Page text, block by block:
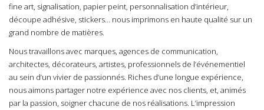
fine art, signalisation, papier peint, personnalisation d’intérieur,
découpe adhésive, stickers… nous imprimons en haute qualité sur un
grand nombre de matières.
Nous travaillons avec marques, agences de communication,
architectes, décorateurs, artistes, professionnels de l’événementiel
au sein d’un vivier de passionnés. Riches d’une longue expérience,
nous aimons partager notre expérience avec nos clients, et, animés
par la passion, soigner chacune de nos réalisations. L’impression